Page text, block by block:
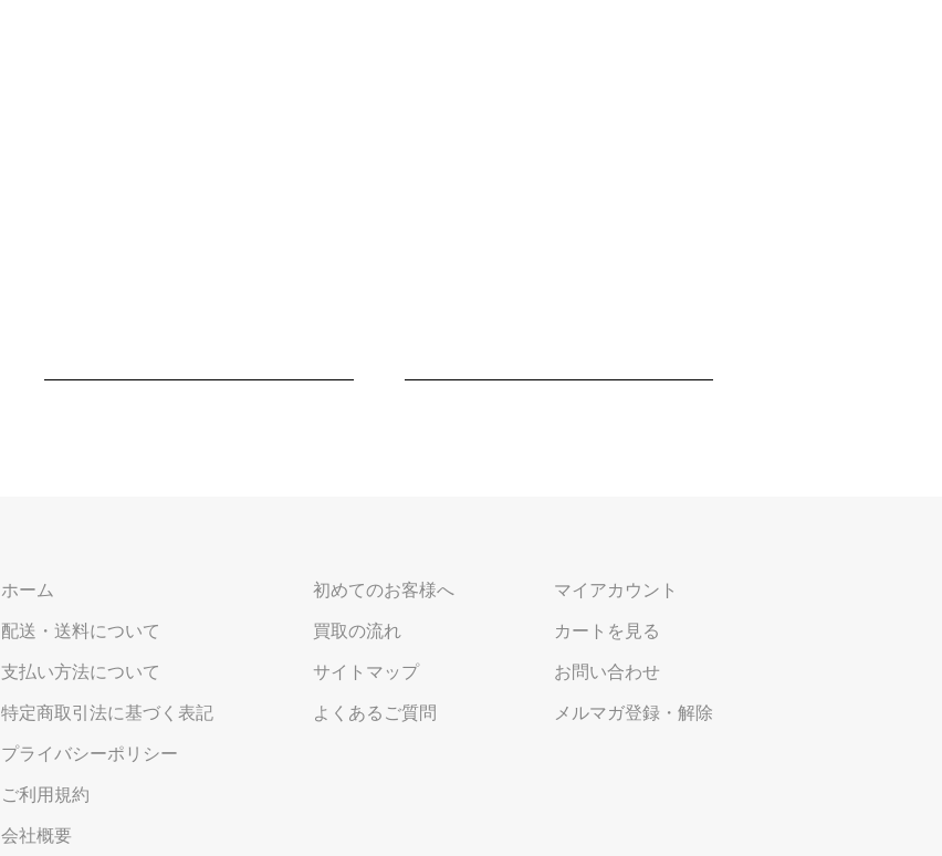
ホーム
配送・送料について
支払い方法について
特定商取引法に基づく表記
プライバシーポリシー
ご利用規約
会社概要
初めてのお客様へ
買取の流れ
サイトマップ
よくあるご質問
マイアカウント
カートを見る
お問い合わせ
メルマガ登録・解除